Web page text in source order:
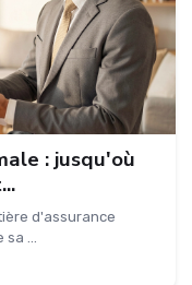
: jusqu'où
d'assurance
sa ...